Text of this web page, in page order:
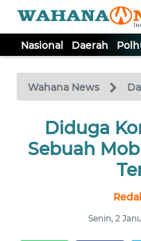
Nasional Daerah
Wahana News
Diduga
Sebuah
Senin, 2
TV
Tutup
NASIONAL